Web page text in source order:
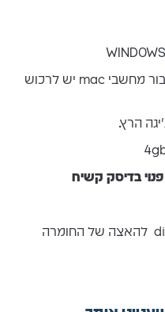
, עבור מחשבי mac יש לרכוש
: כרטיס מסך direct x 10 להאצה של החומרה